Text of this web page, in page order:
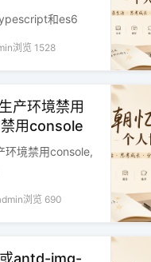
和es6
浏览 1528
产环境禁用
用console
境禁用console,
浏览 690
antd-img-